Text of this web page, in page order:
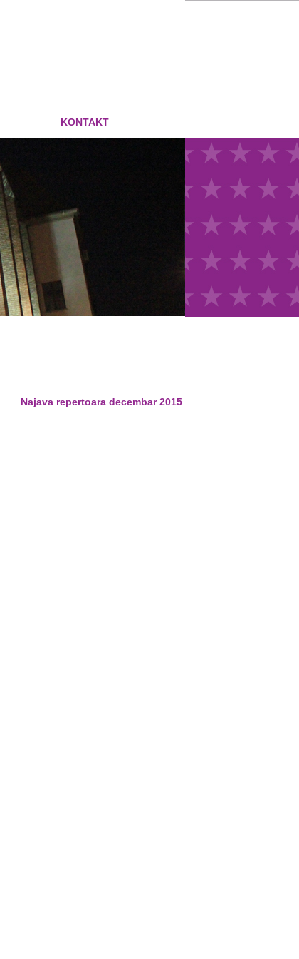
KONTAKT
Najava repertoara decembar 2015